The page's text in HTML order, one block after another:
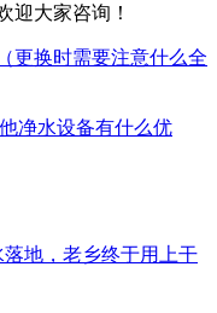
迎大家咨询！
更换时需要注意什么全
净水设备有什么优